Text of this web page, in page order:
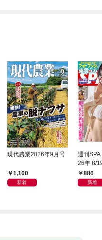
現代農業2026年9月号
1,100
新着
週刊
26年 8/
880
新着